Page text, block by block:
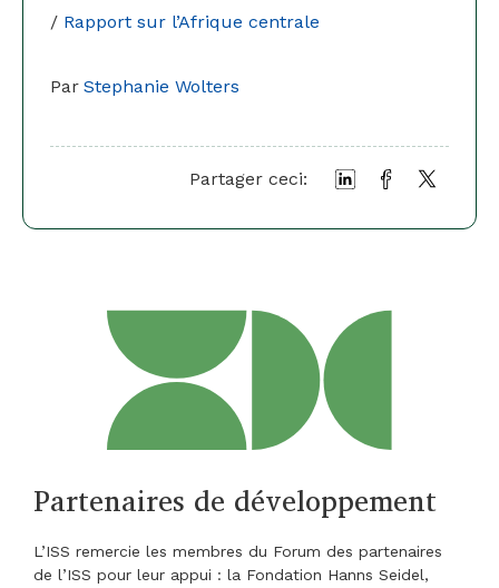
/ Rapport sur l’Afrique centrale
Par Stephanie Wolters
Partager ceci:
Partenaires de développement
L’ISS remercie les membres du Forum des partenaires
de l’ISS pour leur appui : la Fondation Hanns Seidel,